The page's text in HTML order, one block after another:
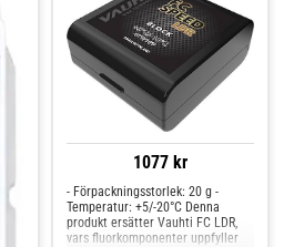
1077 kr
- Förpackningsstorlek: 20 g -
Temperatur: +5/-20°C Denna
produkt ersätter Vauhti FC LDR,
vars fluorkomponenter uppfyller